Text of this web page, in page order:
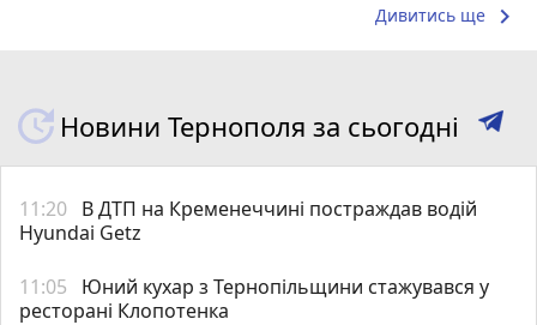
Дивитись ще keyboard_arrow_right
Новини Тернополя за сьогодні
11:20 В ДТП на Кременеччині постраждав водій
Hyundai Getz
11:05
Юний кухар з Тернопільщини стажувався у
ресторані Клопотенка